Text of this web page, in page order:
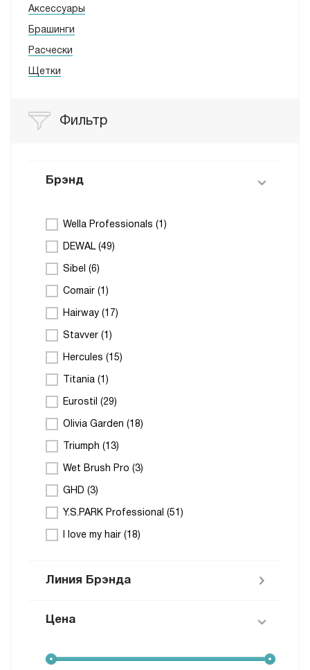
Аксессуары
Брашинги
Расчески
Щетки
Фильтр
Брэнд
Wella Professionals ( 1 )
DEWAL (49)
Sibel (6)
Comair ( 1 )
Hairway ( 17 )
Stavver ( 1 )
Hercules ( 15)
Titania ( 1 )
Eurostil (29)
Olivia Garden ( 18)
Triumph ( 13)
Wet Brush Pro (3)
GHD (3)
Y.S.PARK Professional (51 )
I love my hair ( 18)
Линия Брэнда
Wella Аксессуары (
Цена